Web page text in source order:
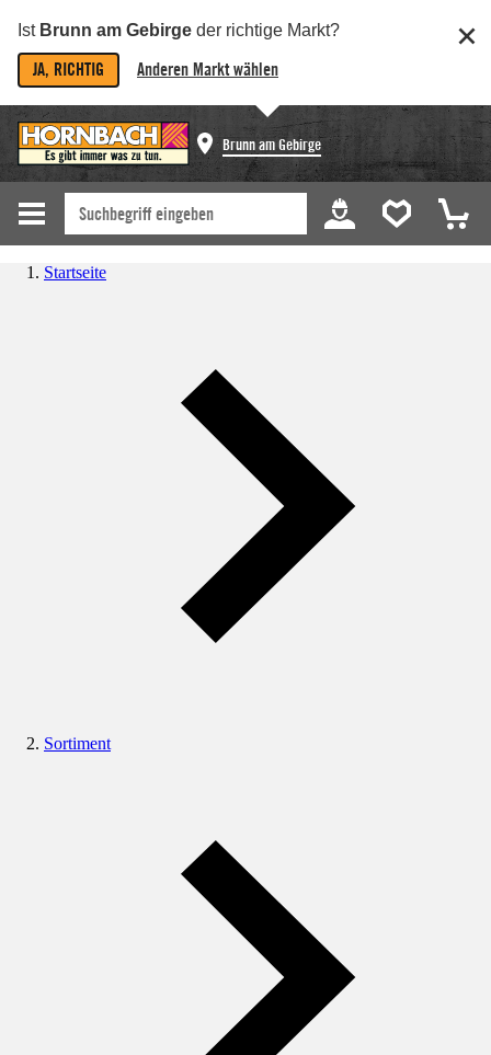
Ist Brunn am Gebirge der richtige Markt?
JA, RICHTIG Anderen Markt wählen
Brunn am Gebirge
Startseite
Sortiment